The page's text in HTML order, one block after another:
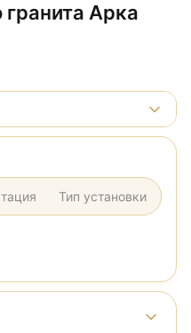
гранита Арка
Тип установки